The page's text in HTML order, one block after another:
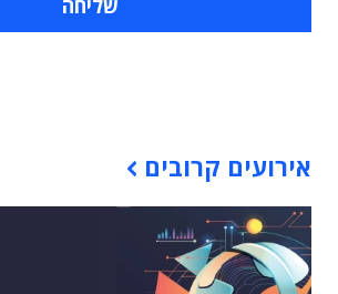
אירועים קרובים